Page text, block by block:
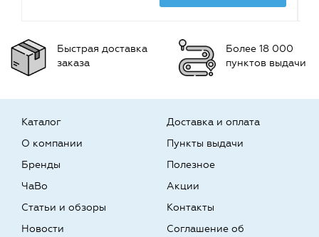
Быстрая доставка
заказа
Более 18 000
пунктов выдачи
Каталог
О компании
Бренды
Доставка и оплата
Пункты выдачи
Полезное
ЧаВо
Статьи и обзоры
Новости
Акции
Контакты
Соглашение об